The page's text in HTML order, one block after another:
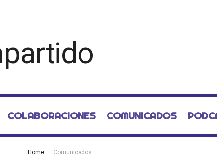
COLABORACIONES COMUNICADOS
Home Comunicados